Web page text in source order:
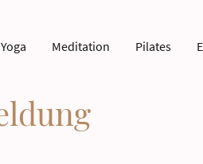
Yoga Meditation Pilates